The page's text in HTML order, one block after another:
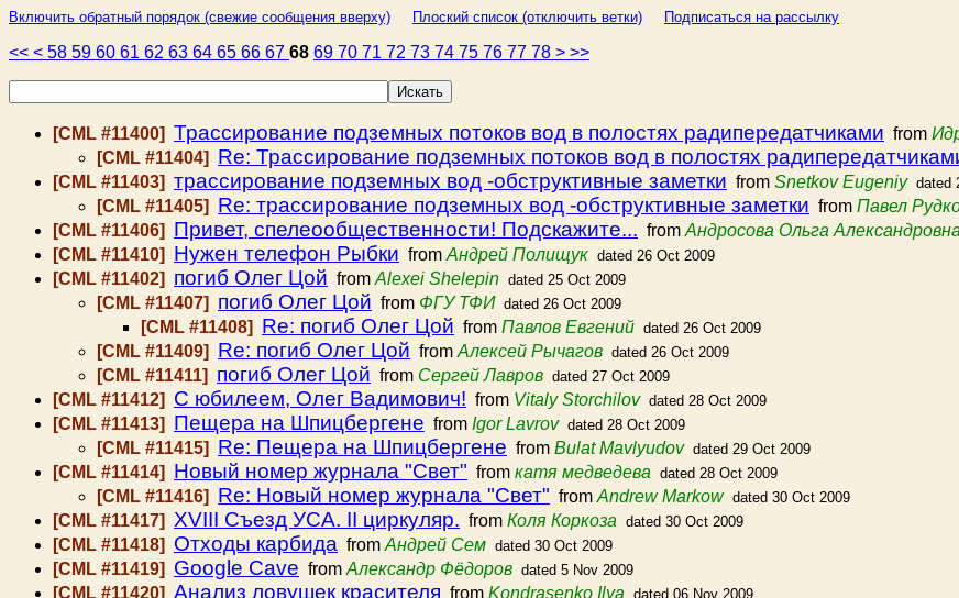
Включить обратный порядок (свежие сообщения вверху) Плоский список (отключить ветки) Подписаться на рассылку
<< < 58 59 60 61 62 63 64 65 66 67 68 69 70 71 72 73 74 75 76 77 78 > >>
[CML #11400] Трассирование подземных потоков вод в полостях радипередатчиками from
[CML #11404] Re: Трассирование подземных потоков вод в полостях
[CML #11403] трассирование подземных вод -обструктивные заметки from Snetkov Eugeniy dated
[CML #11405] Re: трассирование подземных вод -обструктивные заметки from Павел
[CML #11406] Привет, спелеообщественности! Подскажите... from Андросова Ольга Александровна
[CML #11410] Нужен телефон Рыбки from Андрей Полищук dated 26 Oct 2009
[CML #11402] погиб Олег Цой from Alexei Shelepin dated 25 Oct 2009
[CML #11407] погиб Олег Цой from ФГУ ТФИ dated 26 Oct 2009
[CML #11408] Re: погиб Олег Цой from Павлов Евгений dated 26 Oct 2009
[CML #11409] Re: погиб Олег Цой from Алексей Рычагов dated 26 Oct 2009
[CML #11411] погиб Олег Цой from Сергей Лавров dated 27 Oct 2009
[CML #11412] С юбилеем, Олег Вадимович! from Vitaly Storchilov dated 28 Oct 2009
[CML #11413] Пещера на Шпицбергене from Igor Lavrov dated 28 Oct 2009
[CML #11415] Re: Пещера на Шпицбергене from Bulat Mavlyudov dated 29 Oct 2009
[CML #11414] Новый номер журнала "Свет" from катя медведева dated 28 Oct 2009
[CML #11416] Re: Новый номер журнала "Свет" from Andrew Markow dated 30 Oct 2009
[CML #11417] XVIII Съезд УСА. II циркуляр. from Коля Коркоза dated 30 Oct 2009
[CML #11418] Отходы карбида from Андрей Сем dated 30 Oct 2009
[CML #11419] Google Cave from Александр Фёдоров dated 5 Nov 2009
[CML #11420] Анализ ловушек красителя from Kondrasenko Ilya dated 06 Nov 2009